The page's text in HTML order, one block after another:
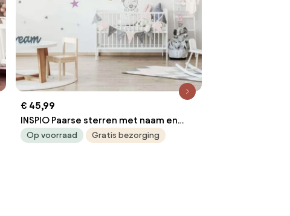
€ 45,99
INSPIO Paarse sterren met naam en
Beertjes
Op voorraad Gratis bezorging